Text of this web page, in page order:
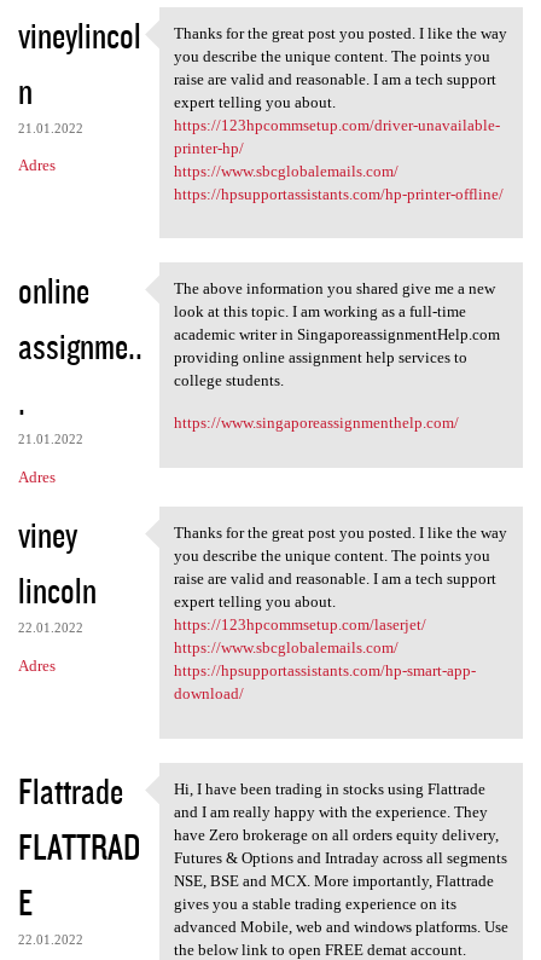
K
o
m
e
n
z
vineylincol
n
21.01.2022
Adres
Thanks for the great post you
Thanks for the great post you posted. I like the way
you describe the unique content. The points you
raise are valid and reasonable. I am a tech support
expert telling you about.
https://123hpcommsetup.com/driver-unavailable-
printer-hp/
https://www.sbcglobalemails.com/
https://hpsupportassistants.com/hp-printer-offline/
online
assignme..
.
21.01.2022
Adres
The above information you
The above information you shared give me a new
look at this topic. I am working as a full-time
academic writer in SingaporeassignmentHelp.com
providing online assignment help services to
college students.
https://www.singaporeassignmenthelp.com/
viney
lincoln
22.01.2022
Adres
Thanks for the great post you
Thanks for the great post you posted. I like the way
you describe the unique content. The points you
raise are valid and reasonable. I am a tech support
expert telling you about.
https://123hpcommsetup.com/laserjet/
https://www.sbcglobalemails.com/
https://hpsupportassistants.com/hp-smart-app-
download/
Flattrade
FLATTRAD
E
22.01.2022
Hi, I have been trading in
Hi, I have been trading in stocks using Flattrade
and I am really happy with the experience. They
have Zero brokerage on all orders equity delivery,
Futures & Options and Intraday across all segments
NSE, BSE and MCX. More importantly, Flattrade
gives you a stable trading experience on its
advanced Mobile, web and windows platforms. Use
the below link to open FREE demat account.